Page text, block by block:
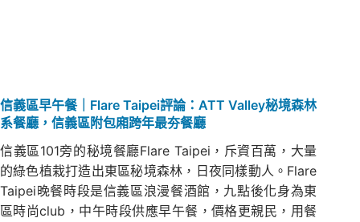
信義區早午餐｜Flare Taipei評論：ATT Valley秘境森林
系餐廳，信義區附包廂跨年最夯餐廳
信義區101旁的秘境餐廳Flare Taipei，斥資百萬，大量
的綠色植栽打造出東區秘境森林，日夜同樣動人。Flare
Taipei晚餐時段是信義區浪漫餐酒館，九點後化身為東
區時尚club，中午時段供應早午餐，價格更親民，用餐